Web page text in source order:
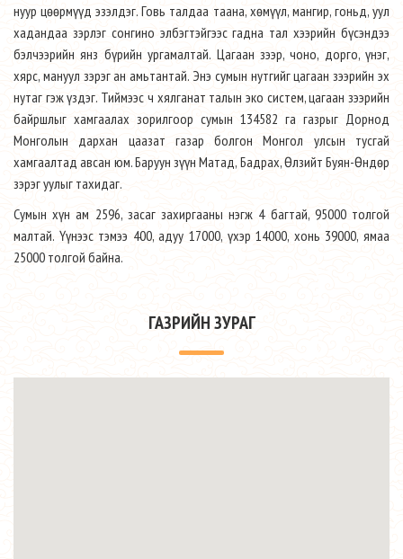
нуур цөөрмүүд эзэлдэг. Говь талдаа таана, хөмүүл, мангир, гоньд, уул
хадандаа зэрлэг сонгино элбэгтэйгээс гадна тал хээрийн бүсэндээ
бэлчээрийн янз бүрийн ургамалтай. Цагаан зээр, чоно, дорго, үнэг,
хярс, мануул зэрэг ан амьтантай. Энэ сумын нутгийг цагаан зээрийн эх
нутаг гэж үздэг. Тиймээс ч хялганат талын эко систем, цагаан зээрийн
байршлыг хамгаалах зорилгоор сумын 134582 га газрыг Дорнод
Монголын дархан цаазат газар болгон Монгол улсын тусгай
хамгаалтад авсан юм. Баруун зүүн Матад, Бадрах, Өлзийт Буян-Өндөр
зэрэг уулыг тахидаг.
Сумын хүн ам 2596, засаг захиргааны нэгж 4 багтай, 95000 толгой
малтай. Үүнээс тэмээ 400, адуу 17000, үхэр 14000, хонь 39000, ямаа
25000 толгой байна.
ГАЗРИЙН ЗУРАГ